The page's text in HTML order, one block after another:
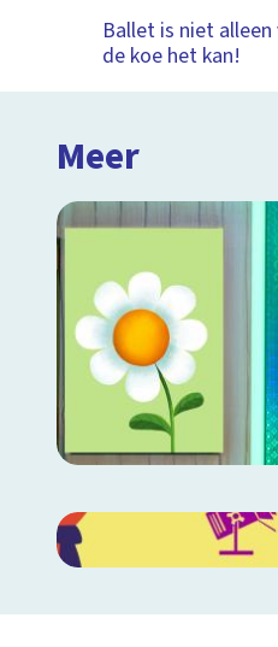
Ballet is niet
de koe het kan!
Meer